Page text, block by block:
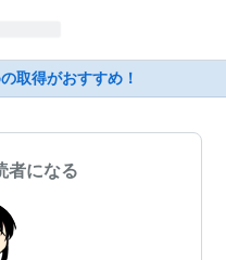
取得がおすすめ！
者になる